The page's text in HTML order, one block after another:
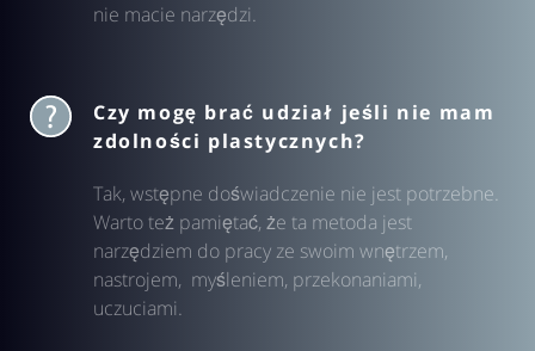
nie macie narzędzi.
Czy mogę brać udział jeśli nie mam
zdolności plastycznych?
Tak, wstępne doświadczenie nie jest potrzebne.
Warto też pamiętać, że ta metoda jest
narzędziem do pracy ze swoim wnętrzem,
nastrojem, myśleniem, przekonaniami,
uczuciami.